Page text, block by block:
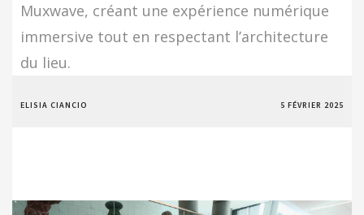
Muxwave, créant une expérience numérique
immersive tout en respectant l’architecture
du lieu.
ELISIA CIANCIO 5 FÉVRIER 2025